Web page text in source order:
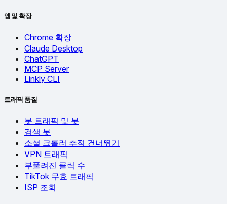
앱 및 확장
Chrome 확장
Claude Desktop
ChatGPT
MCP Server
Linkly CLI
트래픽 품질
봇 트래픽 및 봇
검색 봇
소셜 크롤러 추적 건너뛰기
VPN 트래픽
부풀려진 클릭 수
TikTok 무효 트래픽
ISP 조회